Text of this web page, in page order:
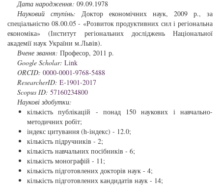
Дата народження: 09.09.1978
Науковий ступінь: Доктор економічних наук, 2009 р., за
спеціальністю 08.00.05 - «Розвиток продуктивних сил і регіональна
економіка» (Інститут регіональних досліджень Національної
академії наук України м.Львів).
Вчене звання: Професор, 2011 р.
Google Scholar: Link
ORCID: 0000-0001-9768-5488
ResearcherID: E-1901-2017
Scopus ID: 57160234800
Наукові здобутки:
кількість публікацій - понад 150 наукових і навчально-
методичних робіт;
індекс цитування (h-індекс) - 12.0;
кількість підручників - 2;
кількість навчальних посібників - 6;
кількість монографій - 11;
кількість підготовлених докторів наук - 4;
кількість підготовлених кандидатів наук - 14;